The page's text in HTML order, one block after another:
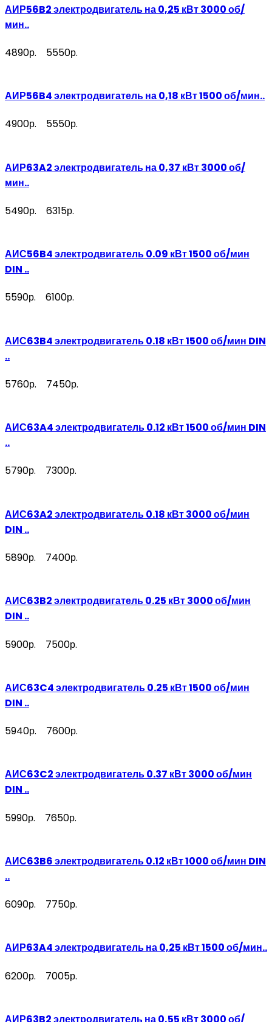
АИР56B2 электродвигатель на 0,25 кВт 3000 об/
мин..
4890р. 5550р.
АИР56B4 электродвигатель на 0,18 кВт 1500 об/мин..
4900р. 5550р.
АИР63A2 электродвигатель на 0,37 кВт 3000 об/
мин..
5490р. 6315р.
АИС56B4 электродвигатель 0.09 кВт 1500 об/мин
DIN ..
5590р. 6100р.
АИС63B4 электродвигатель 0.18 кВт 1500 об/мин DIN
..
5760р. 7450р.
АИС63A4 электродвигатель 0.12 кВт 1500 об/мин DIN
..
5790р. 7300р.
АИС63A2 электродвигатель 0.18 кВт 3000 об/мин
DIN ..
5890р. 7400р.
АИС63B2 электродвигатель 0.25 кВт 3000 об/мин
DIN ..
5900р. 7500р.
АИС63C4 электродвигатель 0.25 кВт 1500 об/мин
DIN ..
5940р. 7600р.
АИС63C2 электродвигатель 0.37 кВт 3000 об/мин
DIN ..
5990р. 7650р.
АИС63B6 электродвигатель 0.12 кВт 1000 об/мин DIN
..
6090р. 7750р.
АИР63A4 электродвигатель на 0,25 кВт 1500 об/мин..
6200р. 7005р.